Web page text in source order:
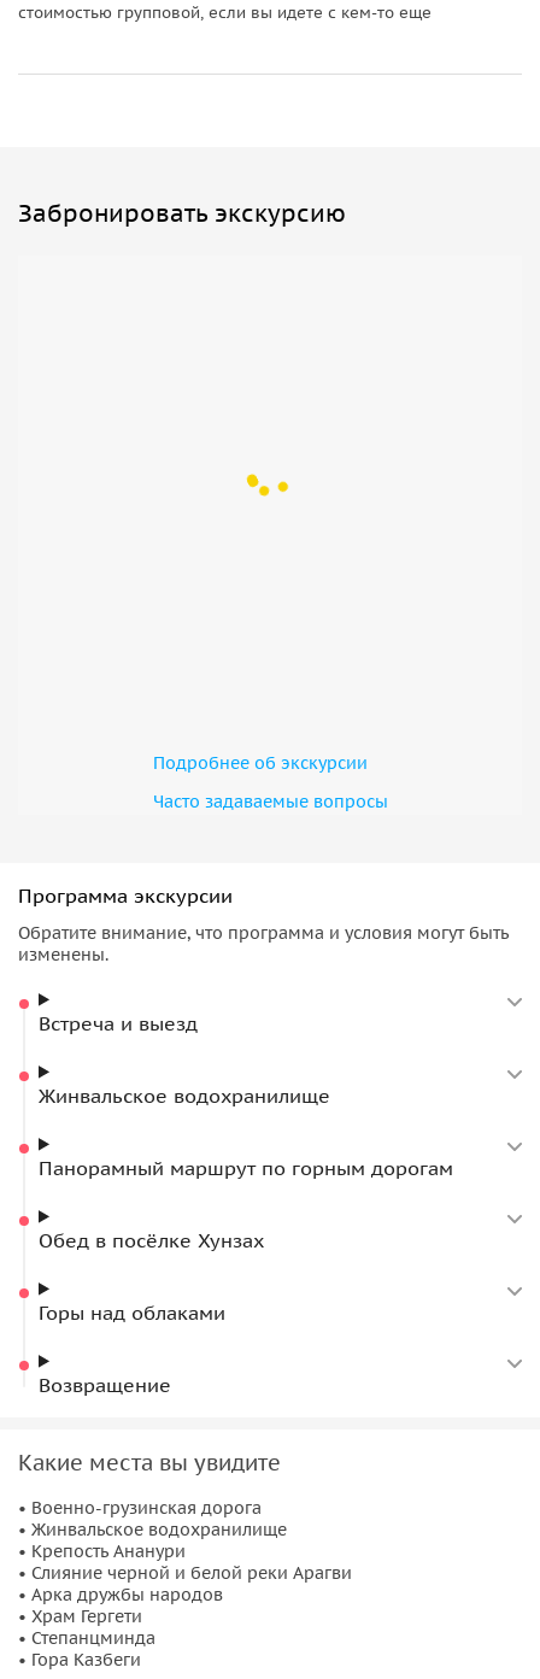
стоимостью групповой, если вы идете с кем-то еще
Забронировать экскурсию
Подробнее об экскурсии
Часто задаваемые вопросы
Программа экскурсии
Обратите внимание, что программа и условия могут быть
изменены.
Встреча и выезд
Жинвальское водохранилище
Панорамный маршрут по горным дорогам
Обед в посёлке Хунзах
Горы над облаками
Возвращение
Какие места вы увидите
• Военно-грузинская дорога
• Жинвальское водохранилище
• Крепость Ананури
• Слияние черной и белой реки Арагви
• Арка дружбы народов
• Храм Гергети
• Степанцминда
• Гора Казбеги